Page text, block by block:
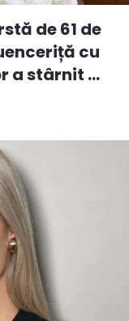
de 61 de
cu
a stârnit ...